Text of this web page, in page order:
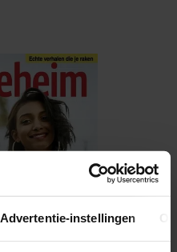
Advertentie-instellingen